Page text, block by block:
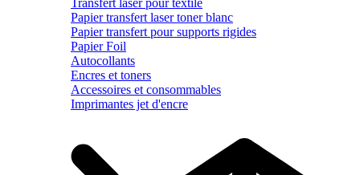
Papier transfert laser toner blanc
Papier transfert pour supports rigides
Papier Foil
Autocollants
Encres et toners
Accessoires et consommables
Imprimantes jet d'encre